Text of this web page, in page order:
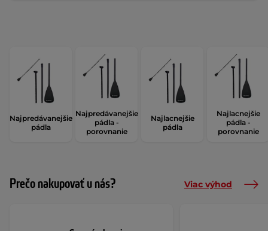
Najpredávanejšie
pádla
Najpredávanejšie
pádla -
porovnanie
Najlacnejšie
pádla
Najlacnejšie
pádla -
porovnanie
Prečo nakupovať u nás? Viac výhod